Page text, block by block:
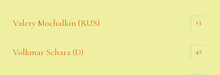
Valery Mochalkin (RUS) 13
Volkmar Schara (D) 42